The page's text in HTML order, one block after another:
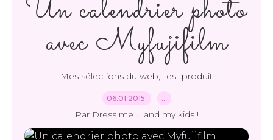
Un calendrier photo
avec Myfujifilm
Mes sélections du web,Test produit
06.01.2015 …
Par Dress me ... and my kids !